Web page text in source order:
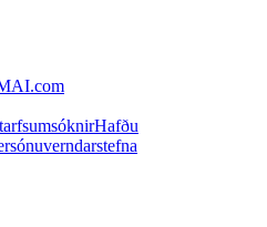
Hafðu